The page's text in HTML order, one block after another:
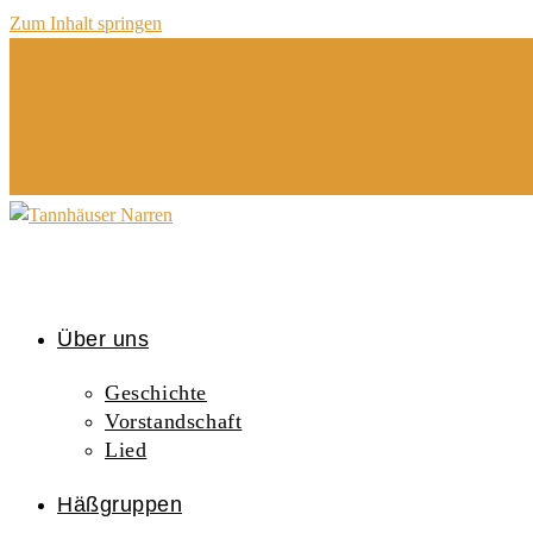
Zum Inhalt springen
Über uns
Geschichte
Vorstandschaft
Lied
Häßgruppen